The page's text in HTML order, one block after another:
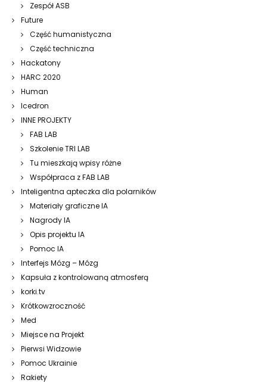
Zespół ASB
Future
Część humanistyczna
Część techniczna
Hackatony
HARC 2020
Human
Icedron
INNE PROJEKTY
FAB LAB
Szkolenie TRI LAB
Tu mieszkają wpisy różne
Współpraca z FAB LAB
Inteligentna apteczka dla polarników
Materiały graficzne IA
Nagrody IA
Opis projektu IA
Pomoc IA
Interfejs Mózg – Mózg
Kapsuła z kontrolowaną atmosferą
korki.tv
Krótkowzroczność
Med
Miejsce na Projekt
Pierwsi Widzowie
Pomoc Ukrainie
Rakiety